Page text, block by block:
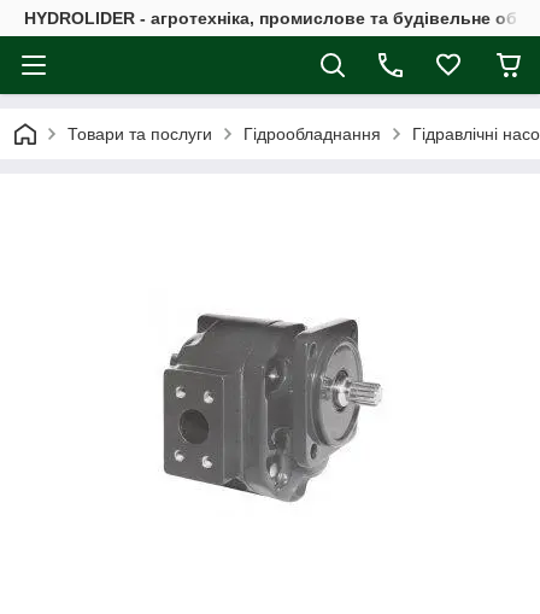
HYDROLIDER - агротехніка, промислове та будівельне
Товари та послуги Гідрообладнання Гідравлічні